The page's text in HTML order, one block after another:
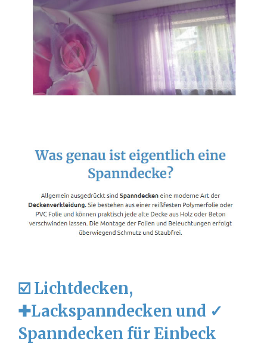
☑️ Lichtdecken,
✚Lackspanndecken und ✓
Spanndecken für Einbeck